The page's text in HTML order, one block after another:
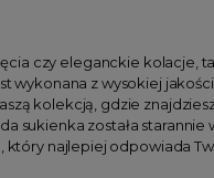
czy eleganckie kolacje,
wykonana z wysokiej
kolekcją, gdzie
sukienka została
najlepiej odpowiada